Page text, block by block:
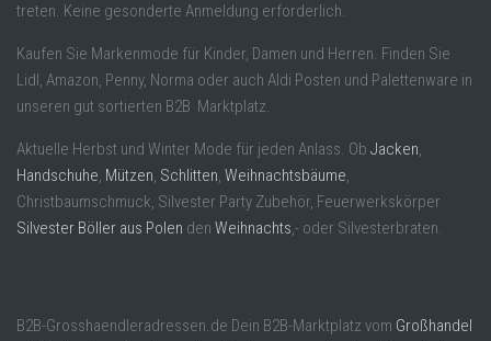
treten. Keine gesonderte Anmeldung erforderlich.
Kaufen Sie Markenmode für Kinder, Damen und Herren. Finden Sie
Lidl, Amazon, Penny, Norma oder auch Aldi Posten und Palettenware in
unseren gut sortierten B2B Marktplatz.
Aktuelle Herbst und Winter Mode für jeden Anlass. Ob Jacken,
Handschuhe, Mützen, Schlitten, Weihnachtsbäume,
Christbaumschmuck, Silvester Party Zubehör, Feuerwerkskörper
Silvester Böller aus Polen den Weihnachts,- oder Silvesterbraten.
B2B-Grosshaendleradressen.de Dein B2B-Marktplatz vom Großhandel